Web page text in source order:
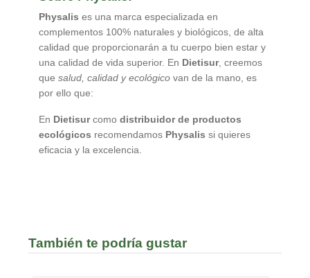
Physalis es una marca especializada en
complementos 100% naturales y biológicos, de alta
calidad que proporcionarán a tu cuerpo bien estar y
una calidad de vida superior. En Dietisur, creemos
quesalud, calidad y ecológico van de la mano, es
por ello que:
En Dietisurcomodistribuidor de productos
ecológicos recomendamos Physalis si quieres
eficacia y la excelencia.
También te podría gustar